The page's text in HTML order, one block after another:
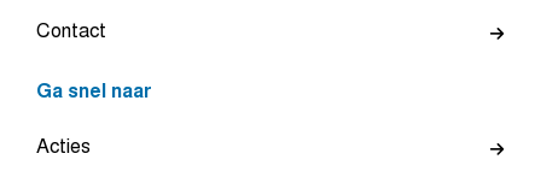
Contact
Ga snel naar
Acties